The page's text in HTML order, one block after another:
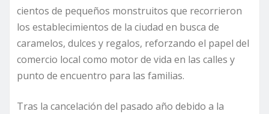
cientos de pequeños monstruitos que recorrieron
los establecimientos de la ciudad en busca de
caramelos, dulces y regalos, reforzando el papel del
comercio local como motor de vida en las calles y
punto de encuentro para las familias.
Tras la cancelación del pasado año debido a la